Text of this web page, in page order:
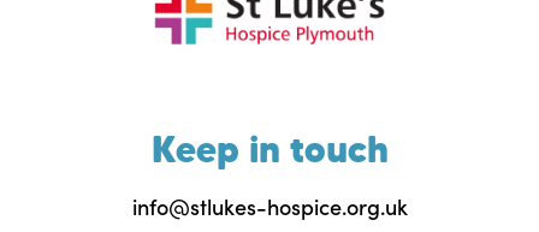
Keep in touch
info@stlukes-hospice.org.uk